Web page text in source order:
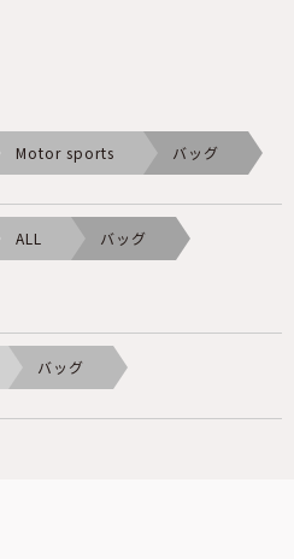
Motor sports
バッグ
ALL バッグ
バッグ